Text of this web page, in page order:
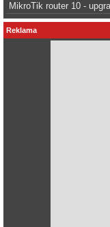
MikroTik router 10 -
Reklama